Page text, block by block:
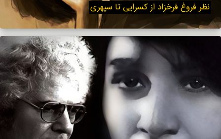
نظر فروغ فرخزاد از کسرایی تا سپهری